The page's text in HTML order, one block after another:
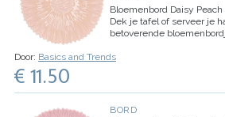
Bloemenbord Daisy
Dek je tafel of serveer je
betoverende
tafel. Van de charmante
Door: Basics and Trends
€ 11.50
BORD